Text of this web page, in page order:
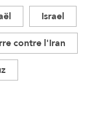
Israel
contre l'Iran